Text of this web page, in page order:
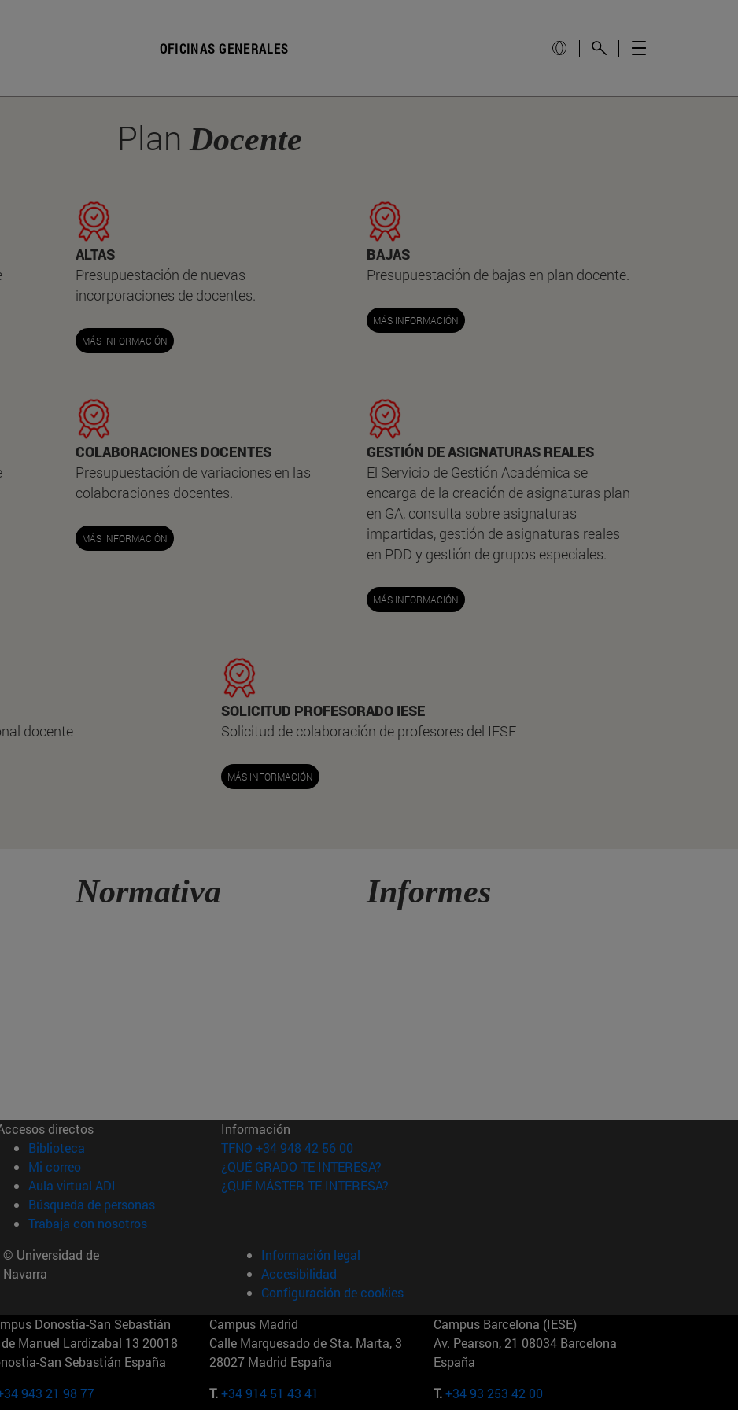
OFICINAS GENERALES
Plan Docente
ALTAS
Presupuestación de nuevas
incorporaciones de docentes.
MÁS INFORMACIÓN
BAJAS
Presupuestación de bajas en plan docente.
MÁS INFORMACIÓN
COLABORACIONES DOCENTES
Presupuestación de variaciones en las
colaboraciones docentes.
MÁS INFORMACIÓN
GESTIÓN DE ASIGNATURAS REALES
El Servicio de Gestión Académica se
encarga de la creación de asignaturas plan
en GA, consulta sobre asignaturas
impartidas, gestión de asignaturas reales
en PDD y gestión de grupos especiales.
MÁS INFORMACIÓN
docente
SOLICITUD PROFESORADO IESE
Solicitud de colaboración de profesores del IESE
MÁS INFORMACIÓN
Normativa Informes
directos
Biblioteca (abre en nueva ventana)
Mi correo(abre en nueva ventana)
Aula virtual ADI (abre en nueva ventana)
Búsqueda de personas(abre en nueva ventana)
Trabaja con nosotros(abre en nueva ventana)
Información
TFNO +34 948 42 56 00
¿QUÉ GRADO TE INTERESA?
¿QUÉ MÁSTER TE INTERESA?
© Universidad de
Navarra
Información legal
Accesibilidad
Configuración de cookies
Donostia-San Sebastián
de Manuel Lardizabal 13 20018
San Sebastián España
943 21 98 77
Campus Madrid
Calle Marquesado de Sta. Marta, 3
28027 Madrid España
T.+34 914 51 43 41
Campus Barcelona (IESE)
Av. Pearson, 21 08034 Barcelona
España
T.+34 93 253 42 00